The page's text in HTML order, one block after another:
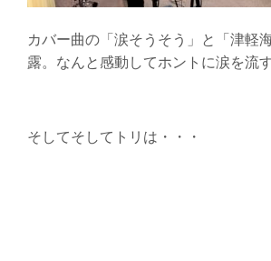
カバー曲の「涙そうそう」と「津軽
露。なんと感動してホントに涙を流
そしてそしてトリは・・・